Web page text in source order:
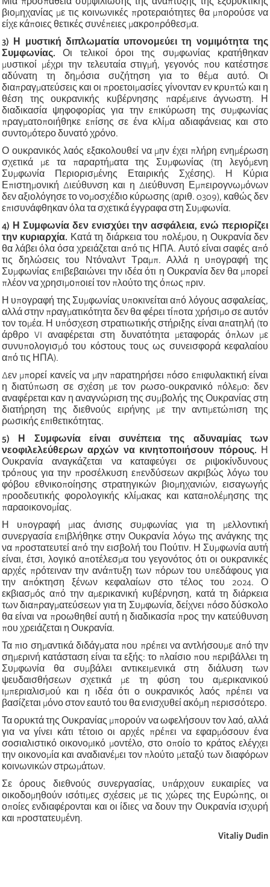
βιομηχανίας με τις κοινωνικές προτεραιότητες θα μπορούσε να
είχε κάποιες θετικές συνέπειες μακροπρόθεσμα.
3) Η μυστική διπλωματία υπονομεύει τη νομιμότητα της
Συμφωνίας. Οι τελικοί όροι της συμφωνίας κρατήθηκαν
μυστικοί μέχρι την τελευταία στιγμή, γεγονός που κατέστησε
αδύνατη τη δημόσια συζήτηση για το θέμα αυτό. Οι
διαπραγματεύσεις και οι προετοιμασίες γίνονταν εν κρυπτώ και η
θέση της ουκρανικής κυβέρνησης παρέμεινε άγνωστη. Η
διαδικασία ψηφοφορίας για την επικύρωση της συμφωνίας
πραγματοποιήθηκε επίσης σε ένα κλίμα αδιαφάνειας και στο
συντομότερο δυνατό χρόνο.
Ο ουκρανικός λαός εξακολουθεί να μην έχει πλήρη ενημέρωση
σχετικά με τα παραρτήματα της Συμφωνίας (τη λεγόμενη
Συμφωνία Περιορισμένης Εταιρικής Σχέσης). Η Κύρια
Επιστημονική Διεύθυνση και η Διεύθυνση Εμπειρογνωμόνων
δεν αξιολόγησε το νομοσχέδιο κύρωσης (αριθ. 0309), καθώς δεν
επισυνάφθηκαν όλα τα σχετικά έγγραφα στη Συμφωνία.
4) Η Συμφωνία δεν ενισχύει την ασφάλεια, ενώ περιορίζει
την κυριαρχία. Κατά τη διάρκεια του πολέμου, η Ουκρανία δεν
θα λάβει όλα όσα χρειάζεται από τις ΗΠΑ. Αυτό είναι σαφές από
τις δηλώσεις του Ντόναλντ Τραμπ. Αλλά η υπογραφή της
Συμφωνίας επιβεβαιώνει την ιδέα ότι η Ουκρανία δεν θα μπορεί
πλέον να χρησιμοποιεί τον πλούτο της όπως πριν.
Η υπογραφή της Συμφωνίας υποκινείται από λόγους ασφαλείας,
αλλά στην πραγματικότητα δεν θα φέρει τίποτα χρήσιμο σε αυτόν
τον τομέα. Η υπόσχεση στρατιωτικής στήριξης είναι απατηλή (το
άρθρο VI αναφέρεται στη δυνατότητα μεταφοράς όπλων με
συνυπολογισμό του κόστους τους ως συνεισφορά κεφαλαίου
από τις ΗΠΑ).
Δεν μπορεί κανείς να μην παρατηρήσει πόσο επιφυλακτική είναι
η διατύπωση σε σχέση με τον ρωσο-ουκρανικό πόλεμο: δεν
αναφέρεται καν η αναγνώριση της συμβολής της Ουκρανίας στη
διατήρηση της διεθνούς ειρήνης με την αντιμετώπιση της
ρωσικής επιθετικότητας.
5) Η Συμφωνία είναι συνέπεια της αδυναμίας των
νεοφιλελεύθερων αρχών να κινητοποιήσουν πόρους. Η
Ουκρανία αναγκάζεται να καταφεύγει σε ριψοκίνδυνους
τρόπους για την προσέλκυση επενδύσεων ακριβώς λόγω του
φόβου εθνικοποίησης στρατηγικών βιομηχανιών, εισαγωγής
προοδευτικής φορολογικής κλίμακας και καταπολέμησης της
παραοικονομίας.
Η υπογραφή μιας άνισης συμφωνίας για τη μελλοντική
συνεργασία επιβλήθηκε στην Ουκρανία λόγω της ανάγκης της
να προστατευτεί από την εισβολή του Πούτιν. Η Συμφωνία αυτή
είναι, έτσι, λογικό αποτέλεσμα του γεγονότος ότι οι ουκρανικές
αρχές πρότειναν την ανάπτυξη των πόρων του υπεδάφους για
την απόκτηση ξένων κεφαλαίων στο τέλος του 2024. Ο
εκβιασμός από την αμερικανική κυβέρνηση, κατά τη διάρκεια
των διαπραγματεύσεων για τη Συμφωνία, δείχνει πόσο δύσκολο
θα είναι να προωθηθεί αυτή η διαδικασία προς την κατεύθυνση
που χρειάζεται η Ουκρανία.
Τα πιο σημαντικά διδάγματα που πρέπει να αντλήσουμε από την
σημερινή κατάσταση είναι τα εξής: το πλαίσιο που περιβάλλει τη
Συμφωνία θα συμβάλει αντικειμενικά στη διάλυση των
ψευδαισθήσεων σχετικά με τη φύση του αμερικανικού
ιμπεριαλισμού και η ιδέα ότι ο ουκρανικός λαός πρέπει να
βασίζεται μόνο στον εαυτό του θα ενισχυθεί ακόμη περισσότερο.
Τα ορυκτά της Ουκρανίας μπορούν να ωφελήσουν τον λαό, αλλά
για να γίνει κάτι τέτοιο οι αρχές πρέπει να εφαρμόσουν ένα
σοσιαλιστικό οικονομικό μοντέλο, στο οποίο το κράτος ελέγχει
την οικονομία και αναδιανέμει τον πλούτο μεταξύ των διαφόρων
κοινωνικών στρωμάτων.
Σε όρους διεθνούς συνεργασίας, υπάρχουν ευκαιρίες να
οικοδομηθούν ισότιμες σχέσεις με τις χώρες της Ευρώπης, οι
οποίες ενδιαφέρονται και οι ίδιες να δουν την Ουκρανία ισχυρή
και προστατευμένη.
Vitaliy Dudin